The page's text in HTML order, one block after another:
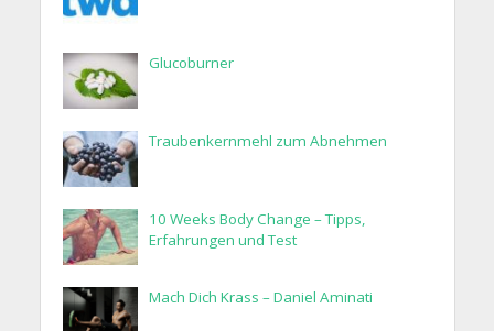
Glucoburner
Traubenkernmehl zum Abnehmen
10 Weeks Body Change – Tipps,
Erfahrungen und Test
Mach Dich Krass – Daniel Aminati